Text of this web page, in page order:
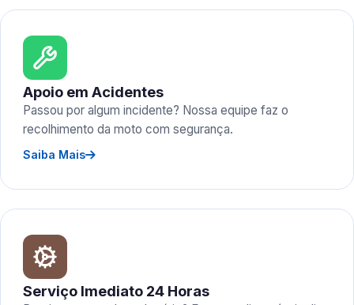
Apoio em Acidentes
Passou por algum incidente? Nossa equipe faz o
recolhimento da moto com segurança.
Saiba Mais
Serviço Imediato 24 Horas